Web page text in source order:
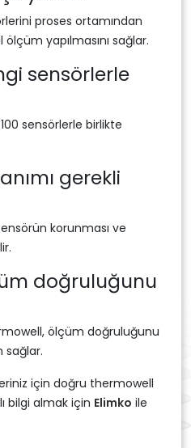
proses ortamından
yapılmasını sağlar.
sensörlerle
sensörlerle birlikte
gerekli
korunması ve
doğruluğunu
ölçüm doğruluğunu
sağlar.
için doğru thermowell
bilgi almak için Elimko ile